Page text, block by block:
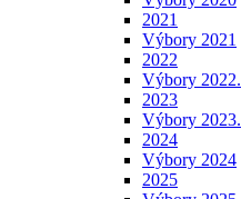
2021
Výbory 2021
2022
Výbory 2022.
2023
Výbory 2023.
2024
Výbory 2024
2025